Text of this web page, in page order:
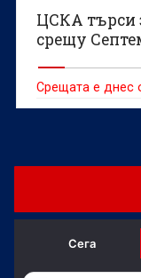
ЦСКА търси
срещу
Срещата е днес
Сега